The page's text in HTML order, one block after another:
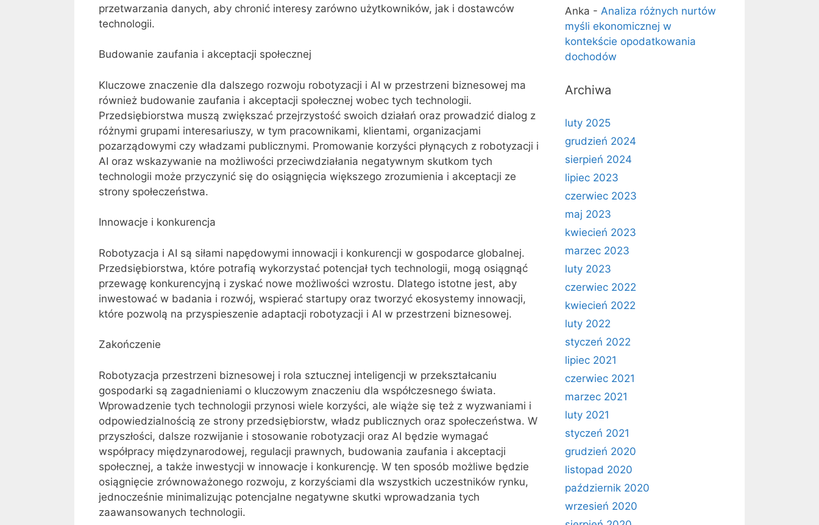
przetwarzania danych, aby chronić interesy zarówno użytkowników, jak i dostawców
technologii.
Budowanie zaufania i akceptacji społecznej
Kluczowe znaczenie dla dalszego rozwoju robotyzacji i AI w przestrzeni biznesowej ma
również budowanie zaufania i akceptacji społecznej wobec tych technologii.
Przedsiębiorstwa muszą zwiększać przejrzystość swoich działań oraz prowadzić dialog z
różnymi grupami interesariuszy, w tym pracownikami, klientami, organizacjami
pozarządowymi czy władzami publicznymi. Promowanie korzyści płynących z robotyzacji i
AI oraz wskazywanie na możliwości przeciwdziałania negatywnym skutkom tych
technologii może przyczynić się do osiągnięcia większego zrozumienia i akceptacji ze
strony społeczeństwa.
Innowacje i konkurencja
Robotyzacja i AI są siłami napędowymi innowacji i konkurencji w gospodarce globalnej.
Przedsiębiorstwa, które potrafią wykorzystać potencjał tych technologii, mogą osiągnąć
przewagę konkurencyjną i zyskać nowe możliwości wzrostu. Dlatego istotne jest, aby
inwestować w badania i rozwój, wspierać startupy oraz tworzyć ekosystemy innowacji,
które pozwolą na przyspieszenie adaptacji robotyzacji i AI w przestrzeni biznesowej.
Zakończenie
Robotyzacja przestrzeni biznesowej i rola sztucznej inteligencji w przekształcaniu
gospodarki są zagadnieniami o kluczowym znaczeniu dla współczesnego świata.
Wprowadzenie tych technologii przynosi wiele korzyści, ale wiąże się też z wyzwaniami i
odpowiedzialnością ze strony przedsiębiorstw, władz publicznych oraz społeczeństwa. W
przyszłości, dalsze rozwijanie i stosowanie robotyzacji oraz AI będzie wymagać
współpracy międzynarodowej, regulacji prawnych, budowania zaufania i akceptacji
społecznej, a także inwestycji w innowacje i konkurencję. W ten sposób możliwe będzie
osiągnięcie zrównoważonego rozwoju, z korzyściami dla wszystkich uczestników rynku,
jednocześnie minimalizując potencjalne negatywne skutki wprowadzania tych
zaawansowanych technologii.
Anka - Analiza różnych nurtów
myśli ekonomicznej w
kontekście opodatkowania
dochodów
Archiwa
luty 2025
grudzień 2024
sierpień 2024
lipiec 2023
czerwiec 2023
maj 2023
kwiecień 2023
marzec 2023
luty 2023
czerwiec 2022
kwiecień 2022
luty 2022
styczeń 2022
lipiec 2021
czerwiec 2021
marzec 2021
luty 2021
styczeń 2021
grudzień 2020
listopad 2020
październik 2020
wrzesień 2020